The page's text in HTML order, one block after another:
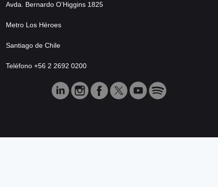
Avda. Bernardo O’Higgins 1825
Metro Los Héroes
Santiago de Chile
Teléfono +56 2 2692 0200